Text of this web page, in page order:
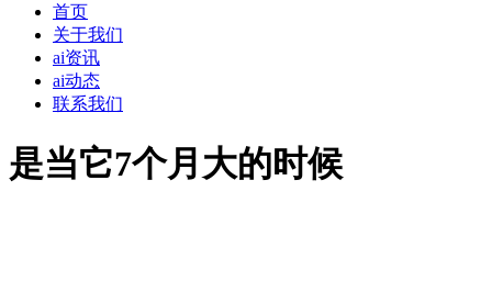
首页
关于我们
ai资讯
ai动态
联系我们
是当它7个月大的时候